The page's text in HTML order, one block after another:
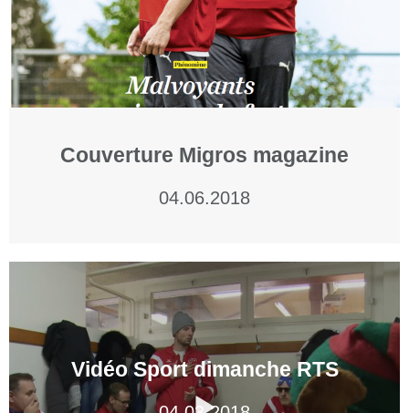
Couverture Migros magazine
04.06.2018
Vidéo Sport dimanche RTS